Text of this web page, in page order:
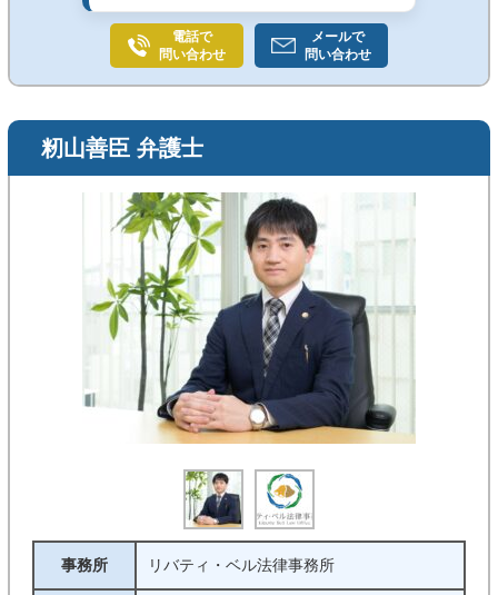
電話で
問い合わせ
メールで
問い合わせ
籾山善臣 弁護士
事務所 リバティ・ベル法律事務所